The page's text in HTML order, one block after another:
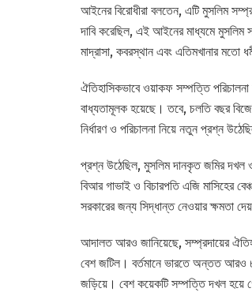
আইনের বিরোধীরা বলতেন, এটি মুসলিম
দাবি করেছিল, এই আইনের মাধ্যমে
মাদ্রাসা, কবরস্থান এবং এতিমখানার মতো
ঐতিহাসিকভাবে ওয়াকফ সম্পত্তি
বাধ্যতামূলক হয়েছে। তবে, চলতি বছর
নির্ধারণ ও পরিচালনা নিয়ে নতুন প্রশ্ন
প্রশ্ন উঠেছিল, মুসলিম দানকৃত জমির দখল
বিআর গাভাই ও বিচারপতি এজি মাসিহের
সরকারের জন্য সিদ্ধান্ত নেওয়ার ক্ষমতা
আদালত আরও জানিয়েছে, সম্প্রদায়ের
বেশ জটিল। বর্তমানে ভারতে অন্তত আরও
জড়িয়ে। বেশ কয়েকটি সম্পত্তি দখল হয়ে